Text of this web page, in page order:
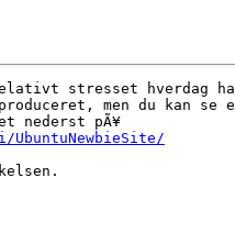
stresset hverdag
men du kan